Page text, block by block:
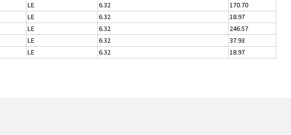
LE 6.32
170.70
LE 6.32
18.97
LE 6.32
246.57
LE 6.32
37.93
LE 6.32 18.97